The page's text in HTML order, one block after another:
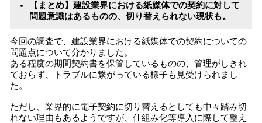
【まとめ】建設業界における紙媒体での契約に対して
問題意識はあるものの、切り替えられない現状も。
今回の調査で、建設業界における紙媒体での契約についての
問題点について分かりました。
ある程度の期間契約書を保管しているものの、管理がしきれ
ておらず、トラブルに繋がっている様子も見受けられまし
た。
ただし、業界的に電子契約に切り替えるとしても中々踏み切
れない理由もあるようですが、仕組み化等導入に際して整え